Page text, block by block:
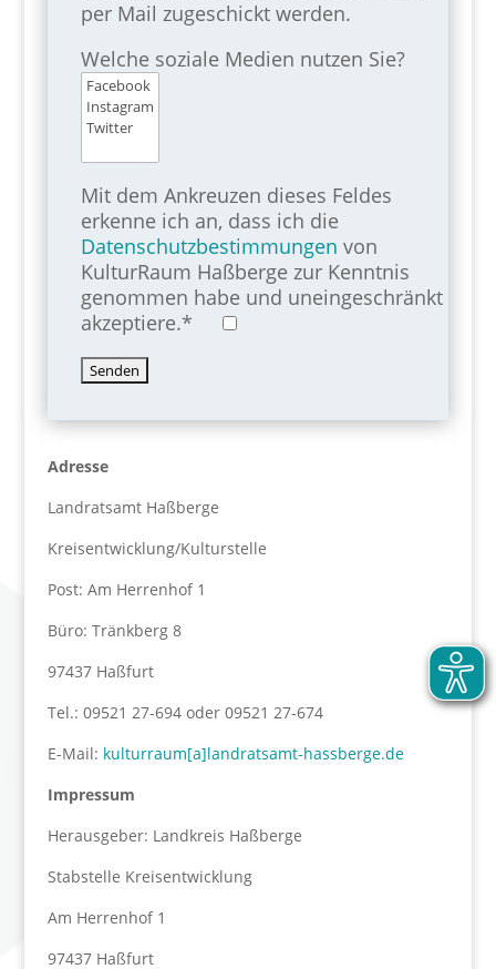
per Mail zugeschickt werden.
Welche soziale Medien nutzen Sie?
Mit dem Ankreuzen dieses Feldes
erkenne ich an, dass ich die
Datenschutzbestimmungen von
KulturRaum Haßberge zur Kenntnis
genommen habe und uneingeschränkt
akzeptiere.*
Adresse
Landratsamt Haßberge
Kreisentwicklung/Kulturstelle
Post: Am Herrenhof 1
Büro: Tränkberg 8
97437 Haßfurt
Tel.: 09521 27-694 oder 09521 27-674
E-Mail: kulturraum[a]landratsamt-hassberge.de
Impressum
Herausgeber: Landkreis Haßberge
Stabstelle Kreisentwicklung
Am Herrenhof 1
97437 Haßfurt